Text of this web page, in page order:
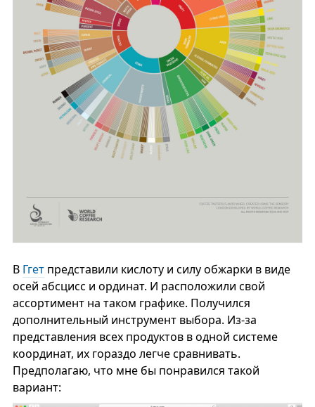
В Ггетпредставили кислоту и силу обжарки в виде
осей абсцисс и ординат. И расположили свой
ассортимент на таком графике. Получился
дополнительный инструмент выбора. Из-за
представления всех продуктов в одной системе
координат, их гораздо легче сравнивать.
Предполагаю, что мне бы понравился такой
вариант: